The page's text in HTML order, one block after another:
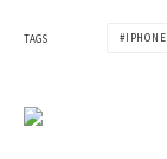
TAGS IPHONE